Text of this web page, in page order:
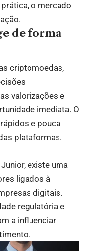
o mercado
de forma
criptomoedas,
valorizações e
imediata. O
e pouca
plataformas.
existe uma
ligados à
digitais.
regulatória e
a influenciar